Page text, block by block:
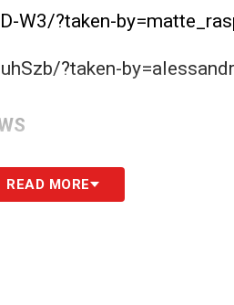
W3/?taken-
?taken-
READ MORE